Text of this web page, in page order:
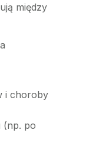
między
i choroby
(np. po